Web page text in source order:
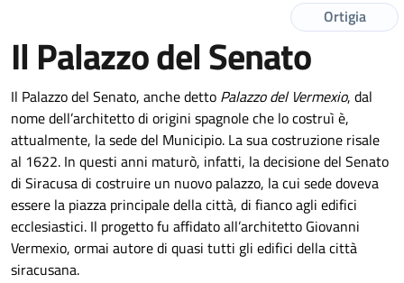
Ortigia
Il Palazzo del Senato
Il Palazzo del Senato, anche detto Palazzo del Vermexio, dal
nome dell’architetto di origini spagnole che lo costruì è,
attualmente, la sede del Municipio. La sua costruzione risale
al 1622. In questi anni maturò, infatti, la decisione del Senato
di Siracusa di costruire un nuovo palazzo, la cui sede doveva
essere la piazza principale della città, di fianco agli edifici
ecclesiastici. Il progetto fu affidato all’architetto Giovanni
Vermexio, ormai autore di quasi tutti gli edifici della città
siracusana.